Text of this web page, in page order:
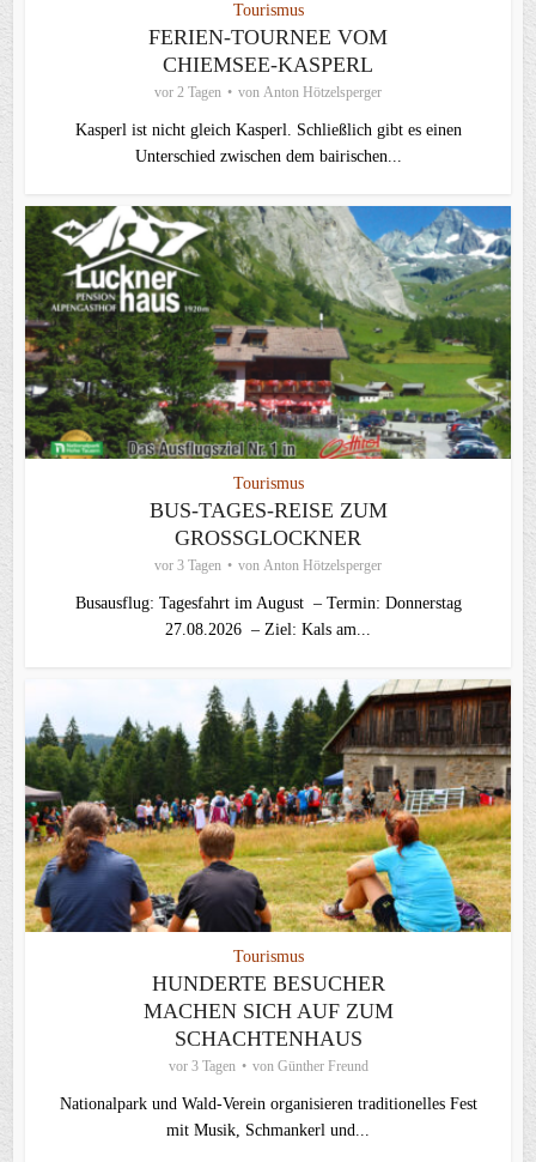
Tourismus
FERIEN-TOURNEE VOM
CHIEMSEE-KASPERL
vor 2 Tagen von Anton Hötzelsperger
Kasperl ist nicht gleich Kasperl. Schließlich gibt es einen
Unterschied zwischen dem bairischen...
Tourismus
BUS-TAGES-REISE ZUM
GROSSGLOCKNER
vor 3 Tagen von Anton Hötzelsperger
Busausflug: Tagesfahrt im August – Termin: Donnerstag
27.08.2026 – Ziel: Kals am...
Tourismus
HUNDERTE BESUCHER
MACHEN SICH AUF ZUM
SCHACHTENHAUS
vor 3 Tagen von Günther Freund
Nationalpark und Wald-Verein organisieren traditionelles Fest
mit Musik, Schmankerl und...